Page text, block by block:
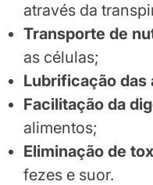
através da
Transporte de
as células;
Lubrificação das
Facilitação da
alimentos;
Eliminação de
fezes e suor.